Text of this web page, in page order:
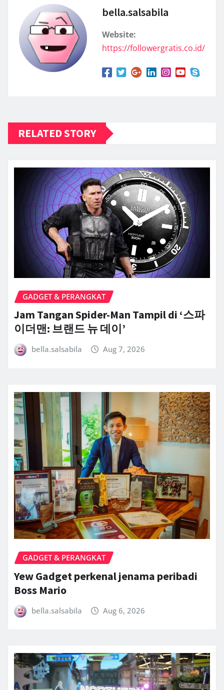
bella.salsabila
Website:
https://followergratis.co.id/
RELATED STORY
GADGET & PERANGKAT
Jam Tangan Spider-Man Tampil di ‘스파
이더맨: 브랜드 뉴 데이’
bella.salsabila Aug 7, 2026
GADGET & PERANGKAT
Yew Gadget perkenal jenama peribadi
Boss Mario
bella.salsabila Aug 6, 2026